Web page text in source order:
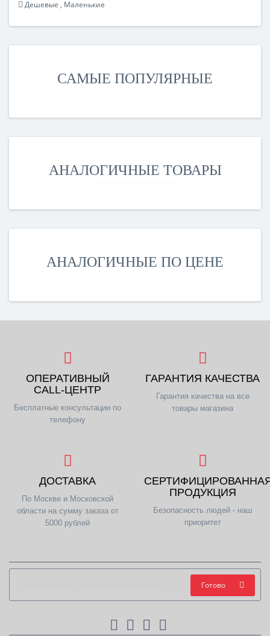
Дешевые , Маленькие
САМЫЕ ПОПУЛЯРНЫЕ
АНАЛОГИЧНЫЕ ТОВАРЫ
АНАЛОГИЧНЫЕ ПО ЦЕНЕ
ОПЕРАТИВНЫЙ
CALL-ЦЕНТР
Бесплатные консультации по
телефону
ГАРАНТИЯ КАЧЕСТВА
Гарантия качества на все
товары магазина
ДОСТАВКА
По Москве и Московской
области на сумму заказа от
5000 рублей
ПРОДУКЦИЯ
Безопасность людей - наш
приоритет
Готово